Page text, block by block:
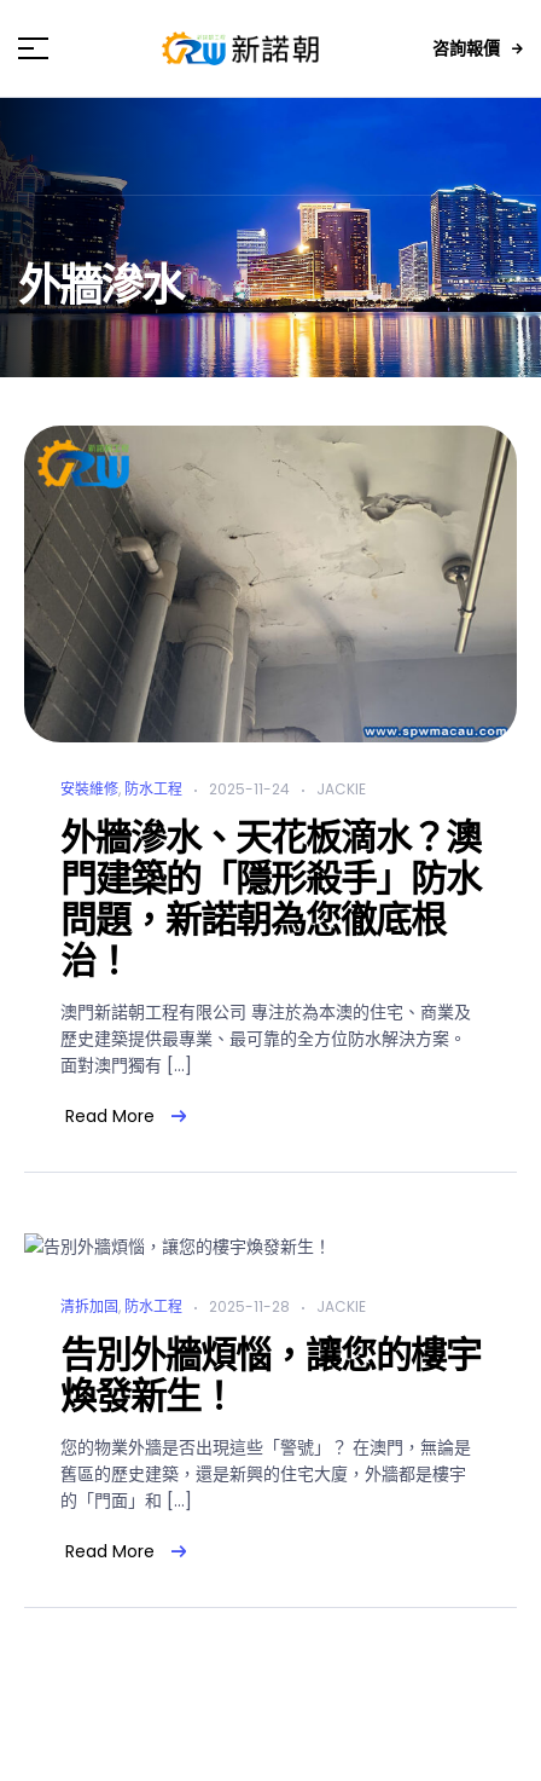
咨詢報價
外牆滲水
安裝維修, 防水工程 2025-11-24 JACKIE
外牆滲水、天花板滴水？澳
門建築的「隱形殺手」防水
問題，新諾朝為您徹底根
治！
澳門新諾朝工程有限公司 專注於為本澳的住宅、商業及
歷史建築提供最專業、最可靠的全方位防水解決方案。
面對澳門獨有 […]
Read More
清拆加固, 防水工程 2025-11-28 JACKIE
告別外牆煩惱，讓您的樓宇
煥發新生！
您的物業外牆是否出現這些「警號」？ 在澳門，無論是
舊區的歷史建築，還是新興的住宅大廈，外牆都是樓宇
的「門面」和 […]
Read More